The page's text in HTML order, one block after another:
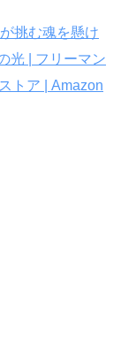
挑む魂を懸け
光 | フリーマン
トア | Amazon